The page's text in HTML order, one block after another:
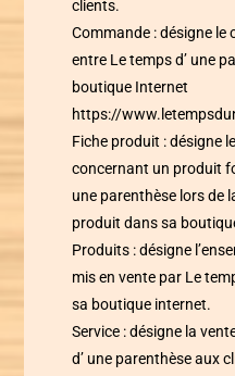
clients.
Commande : désigne
entre Le temps d’ une
boutique Internet
https://
Fiche produit : désigne
concernant un produit
une parenthèse lors de
produit dans sa
Produits : désigne
mis en vente par Le
sa boutique internet.
Service : désigne la
d’ une parenthèseaux